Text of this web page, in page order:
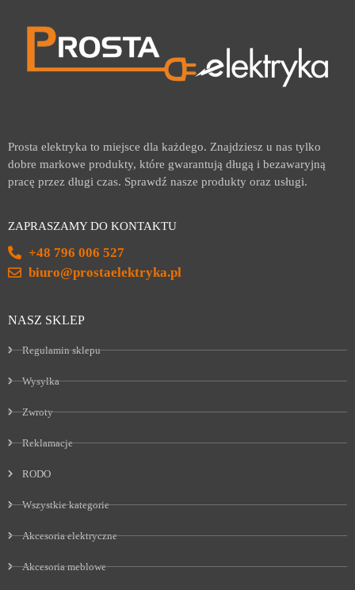
Prosta elektryka to miejsce dla każdego. Znajdziesz u nas tylko
dobre markowe produkty, które gwarantują długą i bezawaryjną
pracę przez długi czas. Sprawdź nasze produkty oraz usługi.
ZAPRASZAMY DO KONTAKTU
+48 796 006 527
biuro@prostaelektryka.pl
NASZ SKLEP
Regulamin sklepu
Wysyłka
Zwroty
Reklamacje
RODO
Wszystkie kategorie
Akcesoria elektryczne
Akcesoria meblowe